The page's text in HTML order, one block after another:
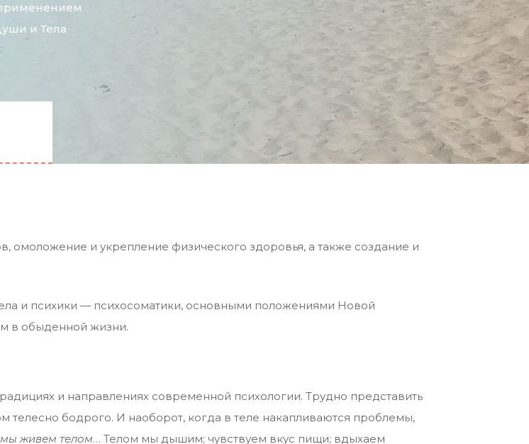
и Тела
омоложение и укрепление физического здоровья, а также создание и
и психики — психосоматики, основными положениями Новой
в обыденной жизни.
и направлениях современной психологии. Трудно представить
телесно бодрого. И наоборот, когда в теле накапливаются проблемы,
мы живем телом… Телом мы дышим; чувствуем вкус пищи; вдыхаем